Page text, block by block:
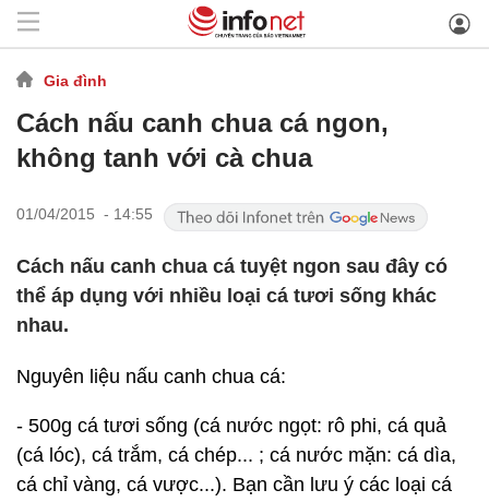
Gia đình
Cách nấu canh chua cá ngon,
không tanh với cà chua
01/04/2015 - 14:55
Cách nấu canh chua cá tuyệt ngon sau đây có
thể áp dụng với nhiều loại cá tươi sống khác
nhau.
Nguyên liệu nấu canh chua cá:
- 500g cá tươi sống (cá nước ngọt: rô phi, cá quả
(cá lóc), cá trắm, cá chép... ; cá nước mặn: cá dìa,
cá chỉ vàng, cá vược...). Bạn cần lưu ý các loại cá